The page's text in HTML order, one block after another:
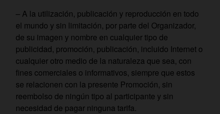
– A la utilización, publicación y reproducción en todo
el mundo y sin limitación, por parte del Organizador,
de su imagen y nombre en cualquier tipo de
publicidad, promoción, publicación, incluido Internet o
cualquier otro medio de la naturaleza que sea, con
fines comerciales o informativos, siempre que estos
se relacionen con la presente Promoción, sin
reembolso de ningún tipo al participante y sin
necesidad de pagar ninguna tarifa.